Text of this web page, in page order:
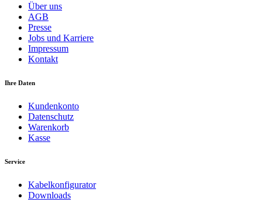
Über uns
AGB
Presse
Jobs und Karriere
Impressum
Kontakt
Ihre Daten
Kundenkonto
Datenschutz
Warenkorb
Kasse
Service
Kabelkonfigurator
Downloads